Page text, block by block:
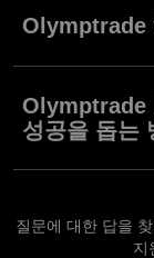
(XP)를 모아 회원
하며 당신의 트레
터 고급 전략 및
의 트레이딩 경험
게 목표를 달성하
Olymptrade
기반의 보너스 또
을 검토하며 시작
후 직관적인 단계
도구들을 레버리
Olymptrade
성공을 돕는
이딩 및 입금 기반
실제로 경험하며
질문에 대한 답을
지